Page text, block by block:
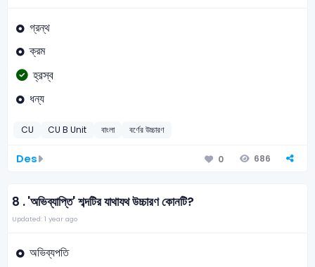
গ্রন্থ
ক্রম
হ্রস্ব
ধন্য
CU CU B Unit বাংলা বর্ণের উচ্চারণ
Des 0 686
8 .'অভিব্যাপ্তি' শব্দটির যাথাযথ উচ্চারণ কোনটি?
Updated: 1 year ago
অভিব্যপতি